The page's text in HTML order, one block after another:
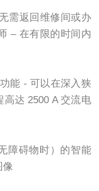
需返回维修间或办
– 在有限的时间内
能 - 可以在深入狭
达 2500 A 交流电
障碍物时）的智能
像